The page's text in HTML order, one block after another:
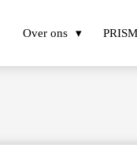
Over ons